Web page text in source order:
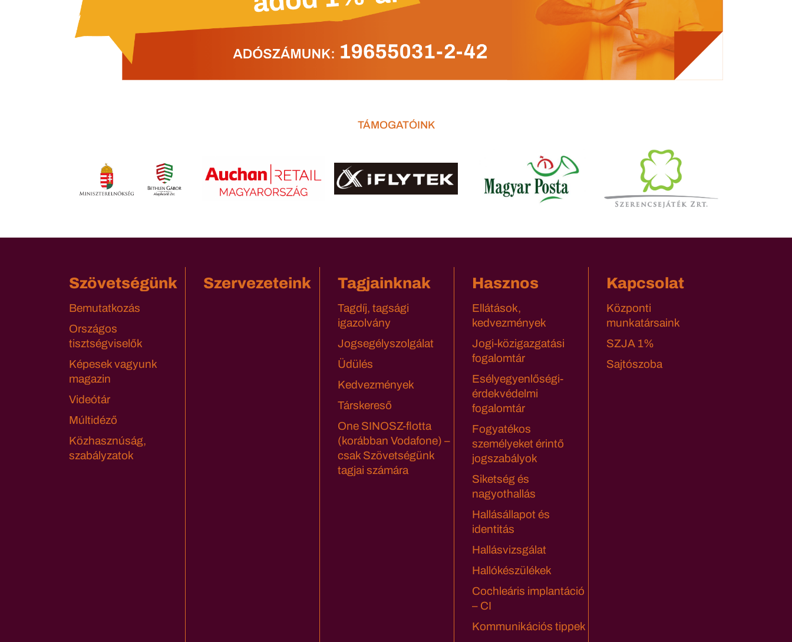
TÁMOGATÓINK
Szövetségünk
Bemutatkozás
Országos
tisztségviselők
Képesek vagyunk
magazin
Videótár
Múltidéző
Közhasznúság,
szabályzatok
Szervezeteink Tagjainknak
Tagdíj, tagsági
igazolvány
Jogsegélyszolgálat
Üdülés
Kedvezmények
Társkereső
One SINOSZ-flotta
(korábban Vodafone) –
csak Szövetségünk
tagjai számára
Hasznos
Ellátások,
kedvezmények
Jogi-közigazgatási
fogalomtár
Esélyegyenlőségi-
érdekvédelmi
fogalomtár
Fogyatékos
személyeket érintő
jogszabályok
Siketség és
nagyothallás
Hallásállapot és
identitás
Hallásvizsgálat
Hallókészülékek
Cochleáris implantáció
– CI
Kommunikációs tippek
Kapcsolat
Központi
munkatársaink
SZJA 1%
Sajtószoba